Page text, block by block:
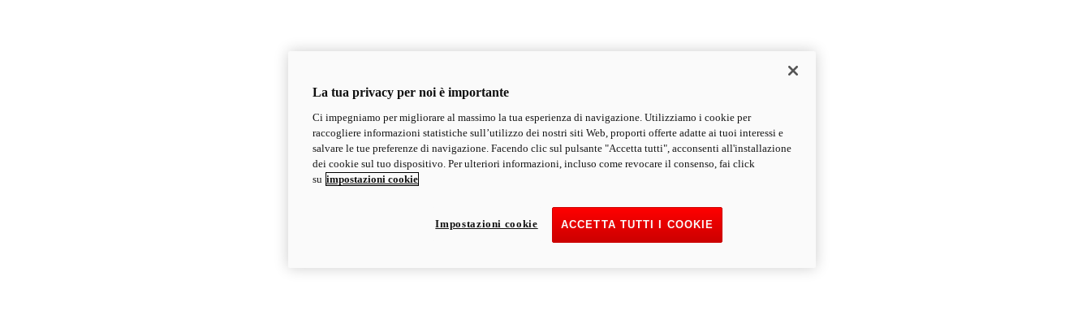
La tua privacy per noi è importante
Ci impegniamo per migliorare al massimo la tua esperienza di navigazione. Utilizziamo i cookie per
raccogliere informazioni statistiche sull’utilizzo dei nostri siti Web, proporti offerte adatte ai tuoi interessi e
salvare le tue preferenze di navigazione. Facendo clic sul pulsante "Accetta tutti", acconsenti all'installazione
dei cookie sul tuo dispositivo. Per ulteriori informazioni, incluso come revocare il consenso, fai click
su impostazioni cookie
ACCETTA TUTTI I COOKIE
Impostazioni cookie